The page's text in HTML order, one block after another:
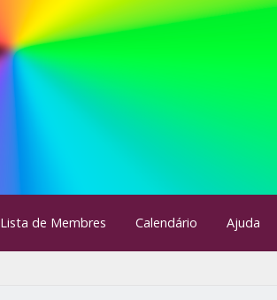
Lista de Membres Calendário Ajuda